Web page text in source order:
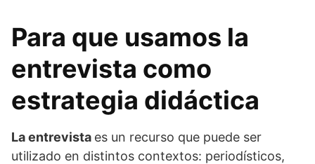
Para que usamos la
entrevista como
estrategia didáctica
La entrevista es un recurso que puede ser
utilizado en distintos contextos: periodísticos,